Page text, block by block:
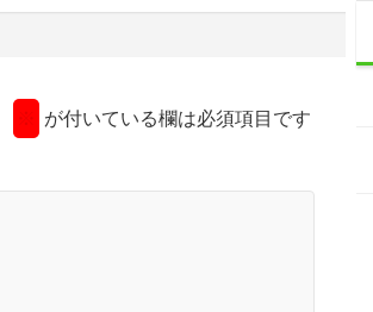
※ が付いている欄は必須項目です